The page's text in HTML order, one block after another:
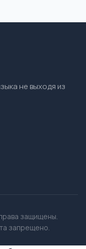
не выходя из
защищены.
запрещено.